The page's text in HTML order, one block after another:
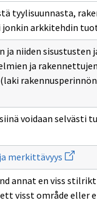
tyylisuunnasta,
jonkin arkkitehdin
ja niiden sisustusten
ja
rakennusperinnön
voidaan selvästi
merkittävyys Avaa
uuden
ikkunan
sivulle
arvo
annat en viss
visst område eller